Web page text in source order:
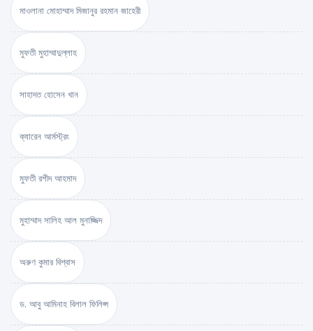
মাওলানা মোহাম্মাদ মিজানুর রহমান জাহেরী
মুফতী মুহাম্মাদুল্লাহ
সাহাদত হোসেন খান
ক্যারেন আর্মস্ট্রং
মুফতী রশীদ আহমাদ
মুহাম্মাদ সালিহ আল মুনাজ্জিদ
অরুণ কুমার বিশ্বাস
ড. আবু আমিনাহ বিলাল ফিলিপ্স